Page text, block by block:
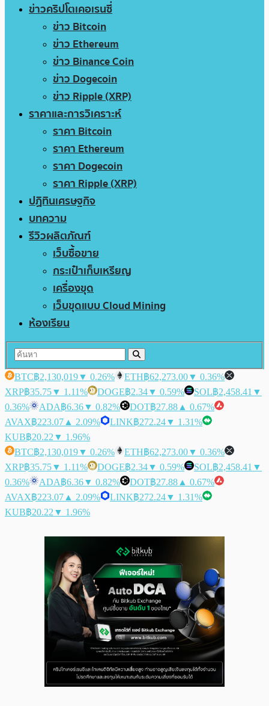
ข่าวคริปโตเคอเรนซี่
ข่าว Bitcoin
ข่าว Ethereum
ข่าว Binance Coin
ข่าว Dogecoin
ข่าว Ripple (XRP)
ราคาและการวิเคราะห์
ราคา Bitcoin
ราคา Ethereum
ราคา Dogecoin
ราคา Ripple (XRP)
ปฏิทินเศรษฐกิจ
บทความ
รีวิวผลิตภัณฑ์
เว็บซื้อขาย
กระเป๋าเก็บเหรียญ
เครื่องขุด
เว็บขุดแบบ Cloud Mining
ห้องเรียน
BTC฿2,130,019▼ 0.26% ETH฿62,273.00▼ 0.36%
XRP฿35.75▼ 1.11% DOGE฿2.34▼ 0.59% SOL฿2,458.41 ▼
0.36%
ADA฿6.36▼ 0.82% DOT฿27.88 ▲ 0.67%
AVAX฿223.07 ▲ 2.09% LINK฿272.24▼ 1.31%
KUB฿20.22 ▼ 1.96%
BTC฿2,130,019▼ 0.26% ETH฿62,273.00▼ 0.36%
XRP฿35.75▼ 1.11% DOGE฿2.34▼ 0.59% SOL฿2,458.41 ▼
0.36%
ADA฿6.36▼ 0.82% DOT฿27.88 ▲ 0.67%
AVAX฿223.07 ▲ 2.09% LINK฿272.24▼ 1.31%
KUB฿20.22 ▼ 1.96%